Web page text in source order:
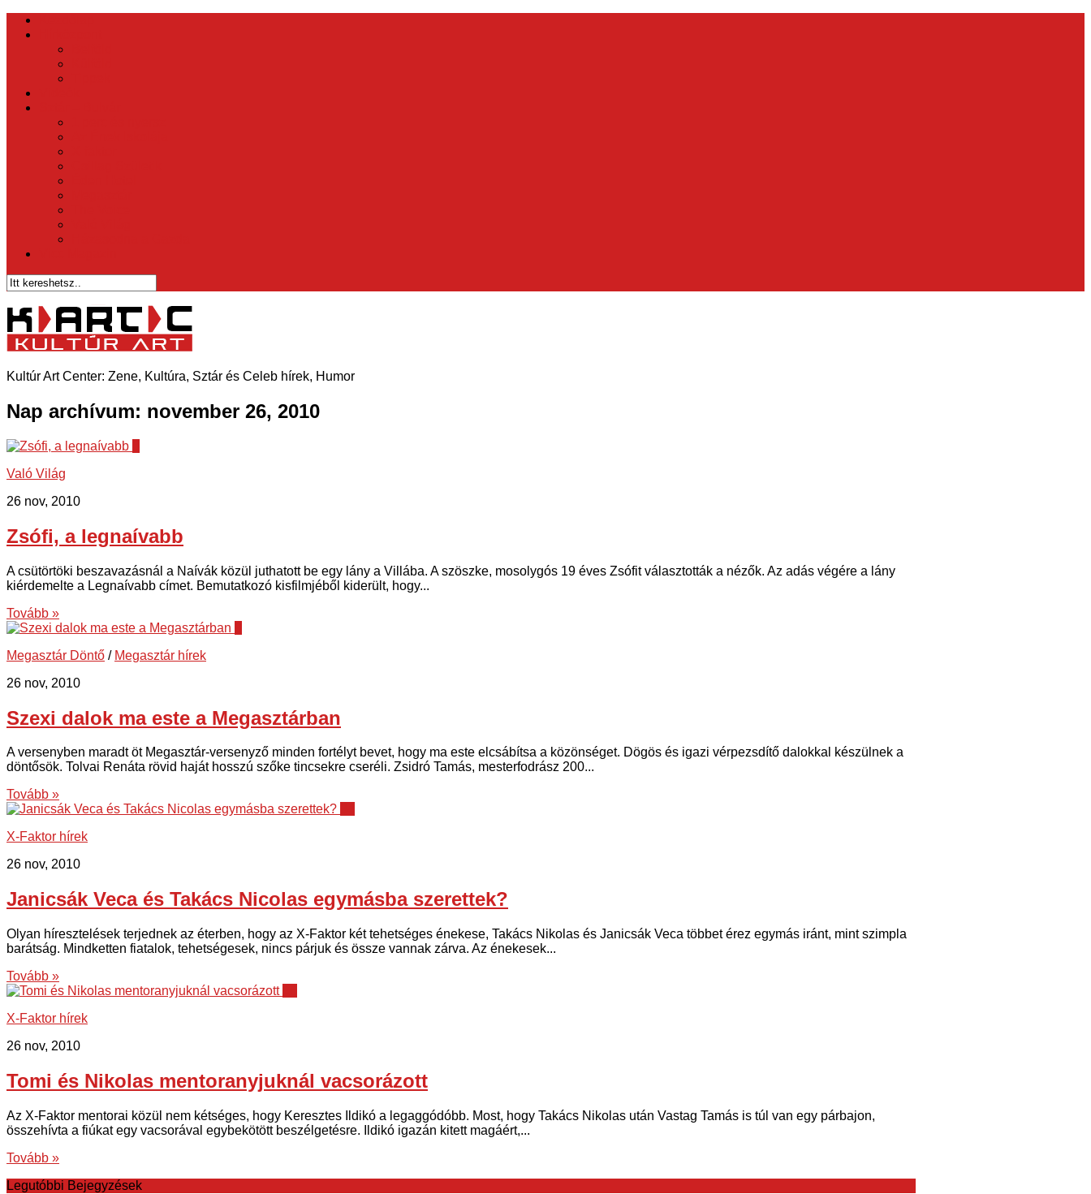
Kultúr Art Center: Zene, Kultúra, Sztár és Celeb hírek, Humor
Nap archívum: november 26, 2010
Való Világ
26 nov, 2010
Zsófi, a legnaívabb
A csütörtöki beszavazásnál a Naívák közül juthatott be egy lány a Villába. A szöszke, mosolygós 19 éves Zsófit választották a nézők. Az adás végére a lány
kiérdemelte a Legnaívabb címet. Bemutatkozó kisfilmjéből kiderült, hogy...
Tovább »
Megasztár Döntő / Megasztár hírek
26 nov, 2010
Szexi dalok ma este a Megasztárban
A versenyben maradt öt Megasztár-versenyző minden fortélyt bevet, hogy ma este elcsábítsa a közönséget. Dögös és igazi vérpezsdítő dalokkal készülnek a
döntősök. Tolvai Renáta rövid haját hosszú szőke tincsekre cseréli. Zsidró Tamás, mesterfodrász 200...
Tovább »
X-Faktor hírek
26 nov, 2010
Janicsák Veca és Takács Nicolas egymásba szerettek?
Olyan híresztelések terjednek az éterben, hogy az X-Faktor két tehetséges énekese, Takács Nikolas és Janicsák Veca többet érez egymás iránt, mint szimpla
barátság. Mindketten fiatalok, tehetségesek, nincs párjuk és össze vannak zárva. Az énekesek...
Tovább »
X-Faktor hírek
26 nov, 2010
Tomi és Nikolas mentoranyjuknál vacsorázott
Az X-Faktor mentorai közül nem kétséges, hogy Keresztes Ildikó a legaggódóbb. Most, hogy Takács Nikolas után Vastag Tamás is túl van egy párbajon,
összehívta a fiúkat egy vacsorával egybekötött beszélgetésre. Ildikó igazán kitett magáért,...
Tovább »
Legutóbbi Bejegyzések